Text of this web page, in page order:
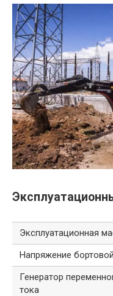
Эксплуатационная
Напряжение
Генератор
тока